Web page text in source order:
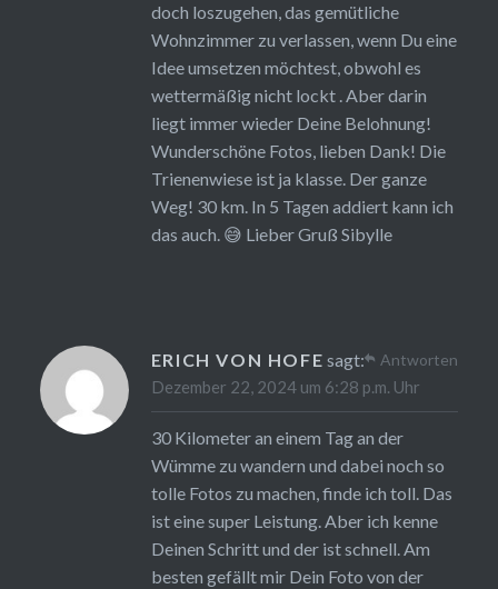
doch loszugehen, das gemütliche
Wohnzimmer zu verlassen, wenn Du eine
Idee umsetzen möchtest, obwohl es
wettermäßig nicht lockt . Aber darin
liegt immer wieder Deine Belohnung!
Wunderschöne Fotos, lieben Dank! Die
Trienenwiese ist ja klasse. Der ganze
Weg! 30 km. In 5 Tagen addiert kann ich
das auch. 😅 Lieber Gruß Sibylle
ERICH VON HOFE sagt:
Dezember 22, 2024 um 6:28 p.m. Uhr
30 Kilometer an einem Tag an der
Wümme zu wandern und dabei noch so
tolle Fotos zu machen, finde ich toll. Das
ist eine super Leistung. Aber ich kenne
Deinen Schritt und der ist schnell. Am
besten gefällt mir Dein Foto von der
Antworten